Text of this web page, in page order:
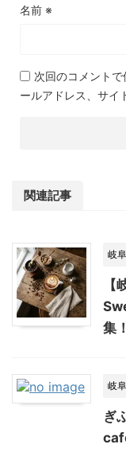
名前 ※
次回のコメント
ールアドレス、サイ
関連記事
岐阜
集！
岐阜
ぎ